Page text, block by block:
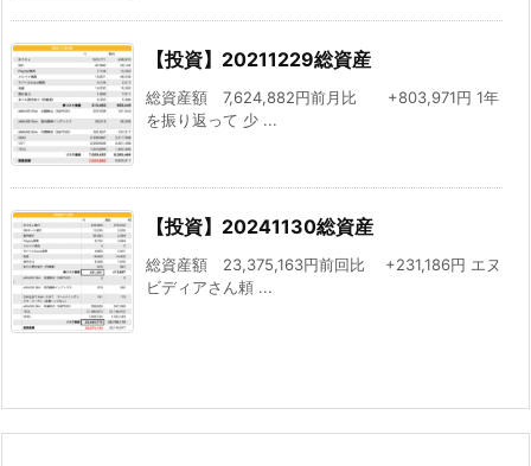
【投資】20211229総資産
総資産額 7,624,882円前月比 +803,971円 1年
を振り返って 少 ...
【投資】20241130総資産
総資産額 23,375,163円前回比 +231,186円 エヌ
ビディアさん頼 ...